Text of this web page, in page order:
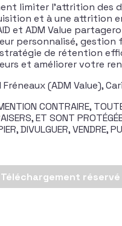
limiter l’attrition des
et à une attrition
et ADM Value
personnalisé, gestion
stratégie de rétention
et améliorer votre
Fréneaux (ADM Value),
CONTRAIRE,
ET SONT
DIVULGUER, VENDRE,
Téléchargement